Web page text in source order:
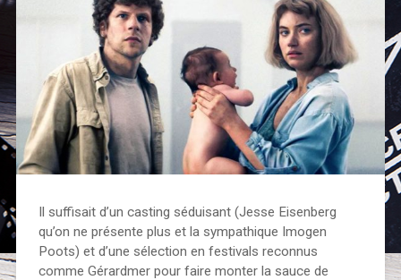
Il suffisait d’un casting séduisant (Jesse Eisenberg
qu’on ne présente plus et la sympathique Imogen
Poots) et d’une sélection en festivals reconnus
comme Gérardmer pour faire monter la sauce de